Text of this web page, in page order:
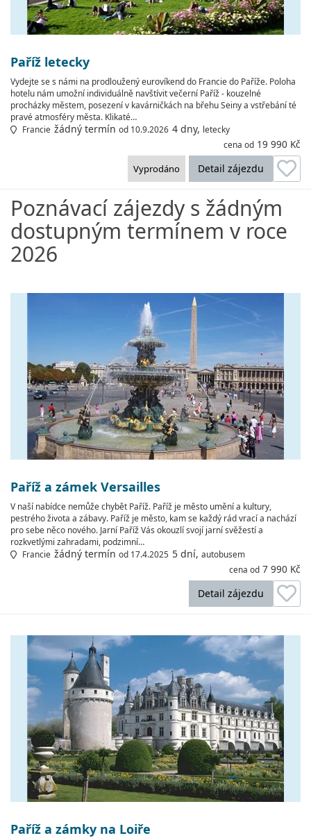
Paříž letecky
Vydejte se s námi na prodloužený eurovíkend do Francie do Paříže. Poloha
hotelu nám umožní individuálně navštívit večerní Paříž - kouzelné
procházky městem, posezení v kavárničkách na břehu Seiny a vstřebání té
pravé atmosféry města. Klikaté…
Francie žádný termín od 10.9.2026 4 dny, letecky
cena od 19 990 Kč
Detail zájezdu
Vyprodáno
Poznávací zájezdy s žádným
dostupným termínem v roce
2026
Paříž a zámek Versailles
V naší nabídce nemůže chybět Paříž. Paříž je město umění a kultury,
pestrého života a zábavy. Paříž je město, kam se každý rád vrací a nachází
pro sebe něco nového. Jarní Paříž Vás okouzlí svojí jarní svěžestí a
rozkvetlými zahradami, podzimní…
Francie žádný termín od 17.4.2025 5 dní, autobusem
cena od 7 990 Kč
Detail zájezdu
Paříž a zámky na Loiře